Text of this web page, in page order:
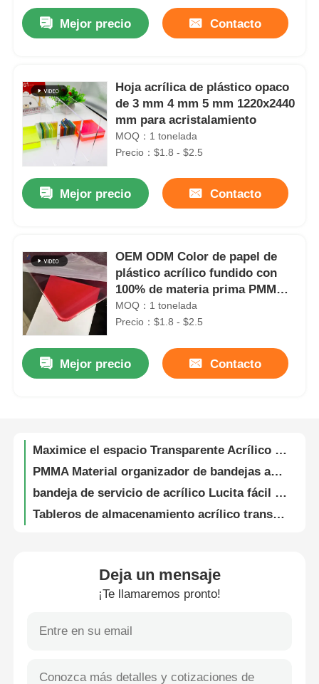
Inicio
Productos
Sobre nosotros
Control de Calidad
Contacto
Todos los casos
Blog
Solicitar una cotización
Mejor precio Contacto
Hoja acrílica de plástico opaco
de 3 mm 4 mm 5 mm 1220x2440
mm para acristalamiento
MOQ：1 tonelada
Precio：$1.8 - $2.5
Mejor precio Contacto
OEM ODM Color de papel de
plástico acrílico fundido con
100% de materia prima PMMA
virgen
MOQ：1 tonelada
Precio：$1.8 - $2.5
Mejor precio Contacto
Caja de almacenamiento acrílico con logotipo personalizado, Caja de maquillaje acrílico virgen PMMA
Deja un mensaje
¡Te llamaremos pronto!